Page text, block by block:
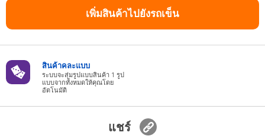
Nintendo Switch
ตัวละครเพี่อการสะสม
แกดเจ็ต
เพิ่มสินค้าไปยังรถเข็น
สินค้าคละแบบ
ระบบจะสุ่มรูปแบบสินค้า 1 รูป
แบบจากทั้งหมดให้คุณโดย
อัตโนมัติ
แชร์